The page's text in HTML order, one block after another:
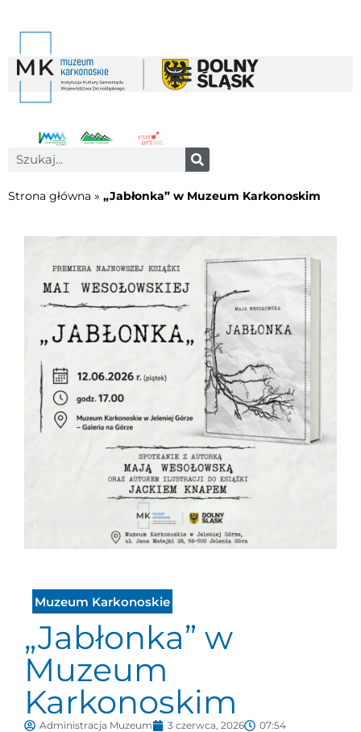
Strona główna » „Jabłonka” w Muzeum Karkonoskim
Muzeum Karkonoskie
„Jabłonka” w
Muzeum
Karkonoskim
Administracja Muzeum 3 czerwca, 2026 07:54